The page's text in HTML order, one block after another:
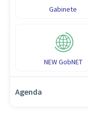
Gabinete
NEW GobNET
Agenda